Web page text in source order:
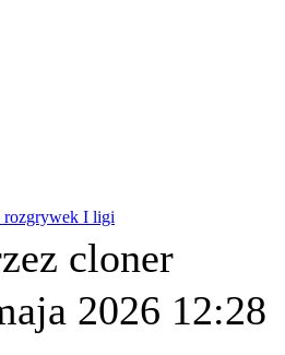
rozgrywek I ligi
cloner
2026 12:28